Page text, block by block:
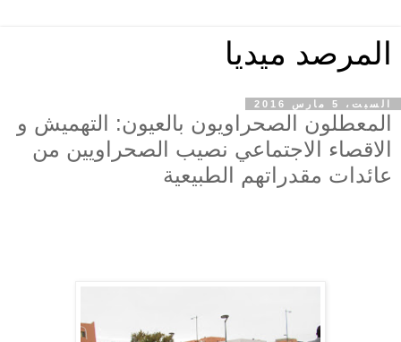
المرصد ميديا
السبت، 5 مارس 2016
المعطلون الصحراويون بالعيون: التهميش و
الاقصاء الاجتماعي نصيب الصحراويين من
عائدات مقدراتهم الطبيعية